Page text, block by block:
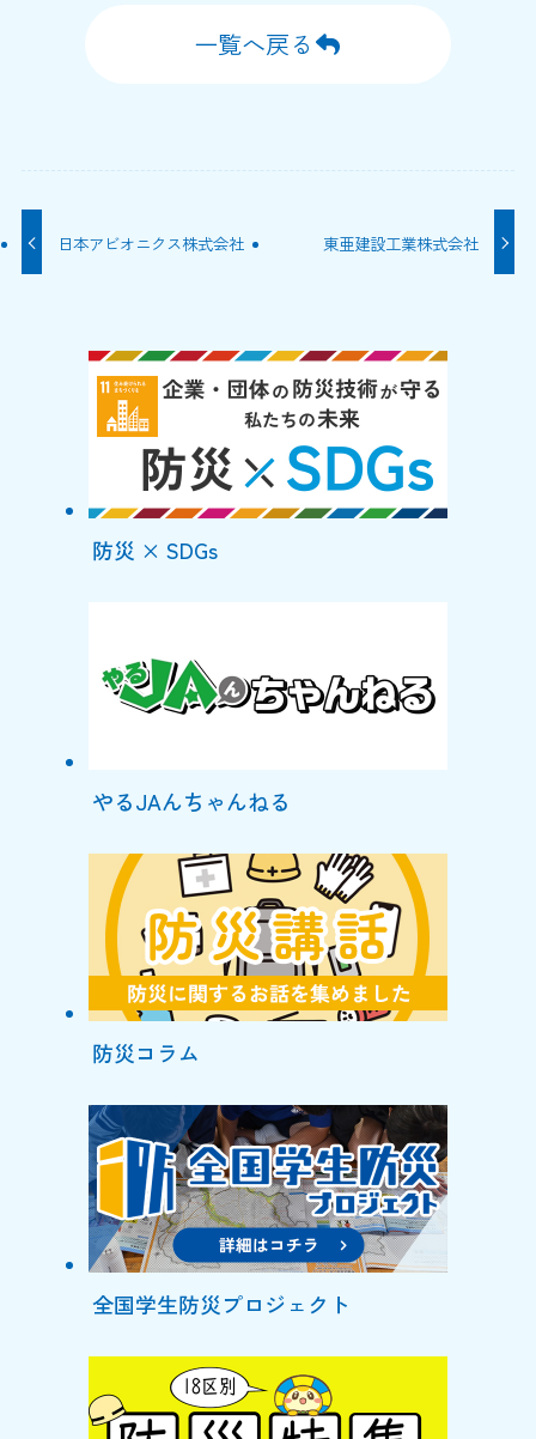
一覧へ戻る
日本アビオニクス株式会社 東亜建設工業株式会社
防災 × SDGs
やるJAんちゃんねる
防災コラム
全国学生防災プロジェクト